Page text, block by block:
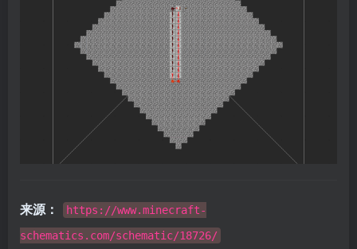
来源：
https://www.minecraft-
schematics.com/schematic/18726/